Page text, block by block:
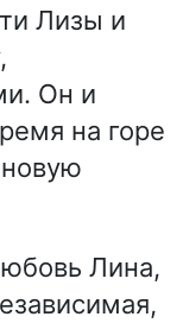
Лизы и
Он и
на горе
Лина,